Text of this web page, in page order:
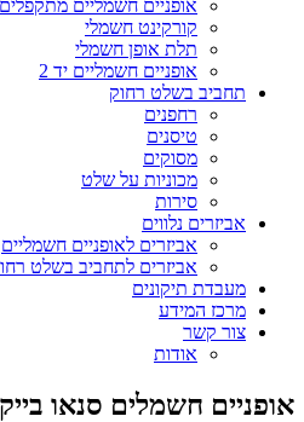
אופניים חשמליים מתקפלים
קורקינט חשמלי
תלת אופן חשמלי
אופניים חשמליים יד 2
תחביב בשלט רחוק
רחפנים
טיסנים
מסוקים
מכוניות על שלט
סירות
אביזרים נלווים
אביזרים לאופניים חשמליים
אביזרים לתחביב בשלט
מעבדת תיקונים
מרכז המידע
צור קשר
אודות
אופניים חשמלים סנאו